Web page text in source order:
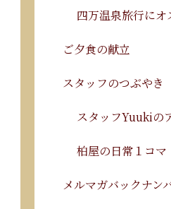
四万温泉旅行に
ご夕食の献立
スタッフのつぶやき
スタッフYuukiの
柏屋の日常１コマ
メルマガバックナン